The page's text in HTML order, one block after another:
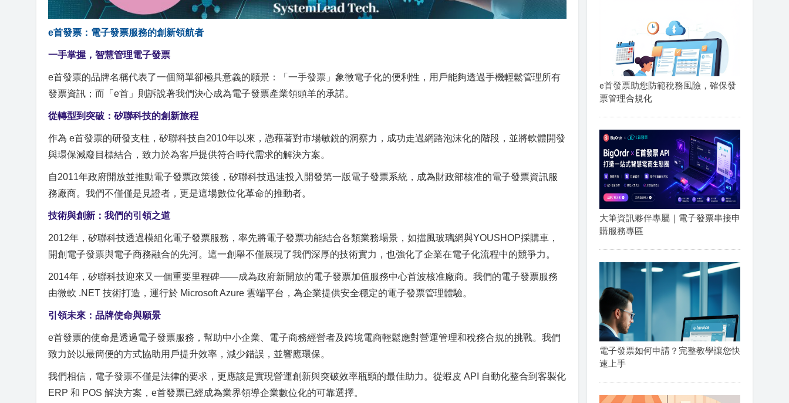
e首發票：電子發票服務的創新領航者
一手掌握，智慧管理電子發票
e首發票的品牌名稱代表了一個簡單卻極具意義的願景：「一手發票」象徵電子化的便利性，用戶能夠透過手機輕鬆管理所有
發票資訊；而「e首」則訴說著我們決心成為電子發票產業領頭羊的承諾。
從轉型到突破：矽聯科技的創新旅程
作為 e首發票的研發支柱，矽聯科技自2010年以來，憑藉著對市場敏銳的洞察力，成功走過網路泡沫化的階段，並將軟體開發
與環保減廢目標結合，致力於為客戶提供符合時代需求的解決方案。
自2011年政府開放並推動電子發票政策後，矽聯科技迅速投入開發第一版電子發票系統，成為財政部核准的電子發票資訊服
務廠商。我們不僅僅是見證者，更是這場數位化革命的推動者。
技術與創新：我們的引領之道
2012年，矽聯科技透過模組化電子發票服務，率先將電子發票功能結合各類業務場景，如擋風玻璃網與YOUSHOP採購車，
開創電子發票與電子商務融合的先河。這一創舉不僅展現了我們深厚的技術實力，也強化了企業在電子化流程中的競爭力。
2014年，矽聯科技迎來又一個重要里程碑——成為政府新開放的電子發票加值服務中心首波核准廠商。我們的電子發票服務
由微軟 .NET 技術打造，運行於 Microsoft Azure 雲端平台，為企業提供安全穩定的電子發票管理體驗。
引領未來：品牌使命與願景
e首發票的使命是透過電子發票服務，幫助中小企業、電子商務經營者及跨境電商輕鬆應對營運管理和稅務合規的挑戰。我們
致力於以最簡便的方式協助用戶提升效率，減少錯誤，並響應環保。
我們相信，電子發票不僅是法律的要求，更應該是實現營運創新與突破效率瓶頸的最佳助力。從蝦皮 API 自動化整合到客製化
ERP 和 POS 解決方案，e首發票已經成為業界領導企業數位化的可靠選擇。
e首發票助您防範稅務風險，確保發
票管理合規化
大筆資訊夥伴專屬｜電子發票串接申
購服務專區
電子發票如何申請？完整教學讓您快
速上手